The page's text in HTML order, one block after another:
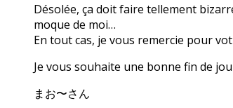
Désolée, ça doit faire tellement
moque de moi…
En tout cas, je vous remercie pour
Je vous souhaite une bonne fin de
まお〜さん